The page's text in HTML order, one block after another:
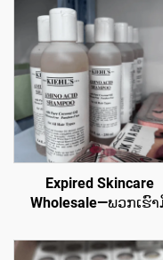
Expired Skincare
Wholesale—ພວກເຮົ
ລາຄາຂະຫຍາຍທີ່ດີທີ່